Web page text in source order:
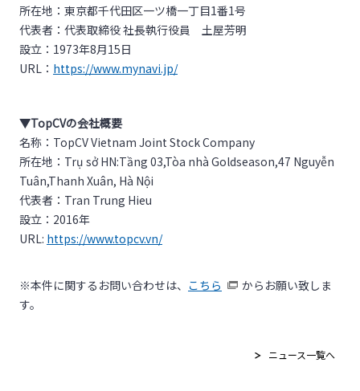
所在地：東京都千代田区一ツ橋一丁目1番1号
代表者：代表取締役 社長執行役員 土屋芳明
設立：1973年8月15日
URL： https://www.mynavi.jp/
▼TopCVの会社概要
名称：TopCV Vietnam Joint Stock Company
所在地：Trụ sở HN:Tầng 03,Tòa nhà Goldseason,47 Nguyễn
Tuân,Thanh Xuân, Hà Nội
代表者：Tran Trung Hieu
設立：2016年
URL: https://www.topcv.vn/
※本件に関するお問い合わせは、 こちら
からお願い致しま
す。
ニュース一覧へ